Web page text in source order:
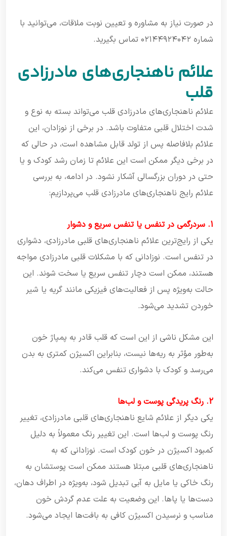
در صورت نیاز به مشاوره و تعیین نوبت ملاقات، می‌توانید با
شماره ۰۲۱۴۴۹۲۴۰۴۲ تماس بگیرید.
علائم ناهنجاری‌های مادرزادی
قلب
علائم ناهنجاری‌های مادرزادی قلب می‌تواند بسته به نوع و
شدت اختلال قلبی متفاوت باشد. در برخی از نوزادان، این
علائم بلافاصله پس از تولد قابل مشاهده است، در حالی که
در برخی دیگر ممکن است این علائم تا زمان رشد کودک و یا
حتی در دوران بزرگسالی آشکار نشود. در ادامه، به بررسی
علائم رایج ناهنجاری‌های مادرزادی قلب می‌پردازیم:
1. سردرگمی در تنفس یا تنفس سریع و دشوار
یکی از رایج‌ترین علائم ناهنجاری‌های قلبی مادرزادی، دشواری
در تنفس است. نوزادانی که با مشکلات قلبی مادرزادی مواجه
هستند، ممکن است دچار تنفس سریع یا سخت شوند. این
حالت به‌ویژه پس از فعالیت‌های فیزیکی مانند گریه یا شیر
خوردن تشدید می‌شود.
این مشکل ناشی از این است که قلب قادر به پمپاژ خون
به‌طور مؤثر به ریه‌ها نیست، بنابراین اکسیژن کمتری به بدن
می‌رسد و کودک با دشواری تنفس می‌کند.
2. رنگ پریدگی پوست و لب‌ها
یکی دیگر از علائم شایع ناهنجاری‌های قلبی مادرزادی، تغییر
رنگ پوست و لب‌ها است. این تغییر رنگ معمولاً به دلیل
کمبود اکسیژن در خون کودک است. نوزادانی که به
ناهنجاری‌های قلبی مبتلا هستند ممکن است پوستشان به
رنگ خاکی یا مایل به آبی تبدیل شود، به‌ویژه در اطراف دهان،
دست‌ها یا پاها. این وضعیت به علت عدم گردش خون
مناسب و نرسیدن اکسیژن کافی به بافت‌ها ایجاد می‌شود.